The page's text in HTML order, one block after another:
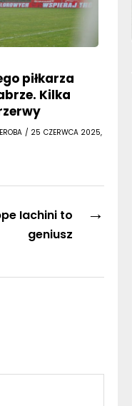
piłkarza
Kilka
/ 25 CZERWCA 2025,
→
Iachini to
geniusz